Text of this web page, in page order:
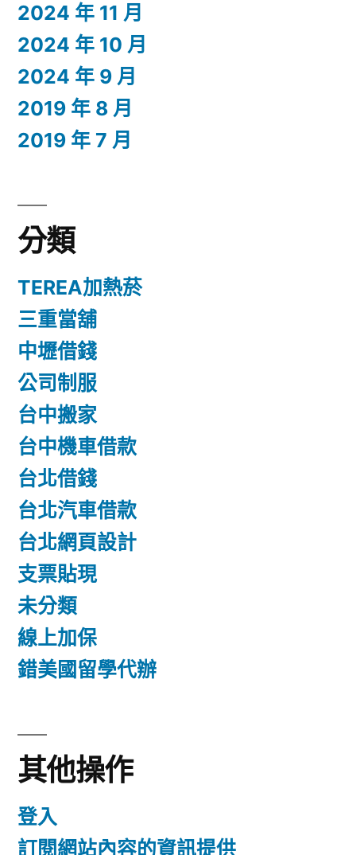
2024 年 11 月
2024 年 10 月
2024 年 9 月
2019 年 8 月
2019 年 7 月
分類
TEREA加熱菸
三重當舖
中壢借錢
公司制服
台中搬家
台中機車借款
台北借錢
台北汽車借款
台北網頁設計
支票貼現
未分類
線上加保
錯美國留學代辦
其他操作
登入
訂閱網站內容的資訊提供